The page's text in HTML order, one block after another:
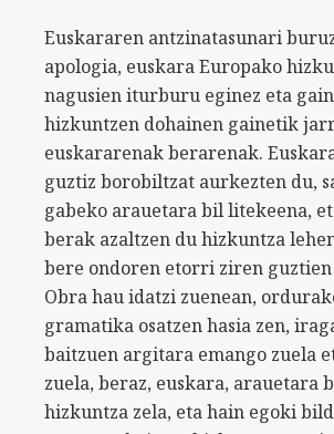
Euskararen antzinatasunari
apologia, euskara Europako
nagusien iturburu eginez eta
hizkuntzen dohainen gainetik
euskararenak berarenak.
guztiz borobiltzat aurkezten du,
gabeko arauetara bil litekeena,
berak azaltzen du hizkuntza
bere ondoren etorri ziren
Obra hau idatzi zuenean,
gramatika osatzen hasia zen,
baitzuen argitara emango zuela
zuela, beraz, euskara, arauetara
hizkuntza zela, eta hain egoki